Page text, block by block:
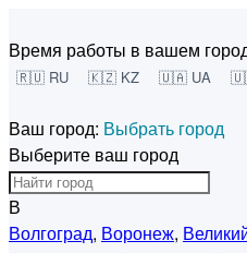
Время работы в вашем
🇷🇺 RU 🇰🇿 KZ 🇺🇦 UA
Ваш город: Выбрать город
Выберите ваш город
В
Волгоград, Воронеж,